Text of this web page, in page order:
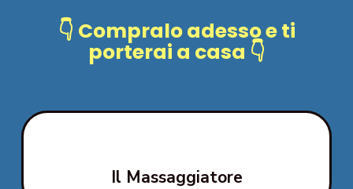
👇 Compralo adesso e ti
porterai a casa 👇
Il Massaggiatore